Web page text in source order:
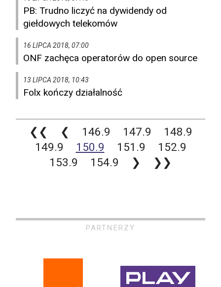
PB: Trudno liczyć na dywidendy od
giełdowych telekomów
16 LIPCA 2018, 07:00
ONF zachęca operatorów do open source
13 LIPCA 2018, 10:43
Folx kończy działalność
❮❮ ❮ 146.9 147.9
148.9
149.9
150.9 151.9
152.9
153.9
154.9 ❯ ❯❯
PARTNERZY